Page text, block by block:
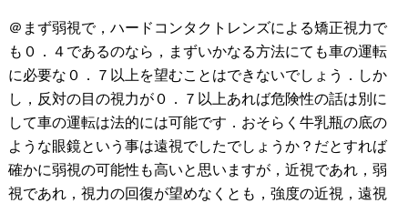
＠まず弱視で，ハードコンタクトレンズによる矯正視力で
も０．４であるのなら，まずいかなる方法にても車の運転
に必要な０．７以上を望むことはできないでしょう．しか
し，反対の目の視力が０．７以上あれば危険性の話は別に
して車の運転は法的には可能です．おそらく牛乳瓶の底の
ような眼鏡という事は遠視でしたでしょうか？だとすれば
確かに弱視の可能性も高いと思いますが，近視であれ，弱
視であれ，視力の回復が望めなくとも，強度の近視，遠視